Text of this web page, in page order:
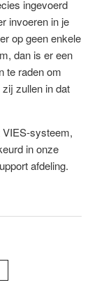
ingevoerd
invoeren in je
op geen enkele
dan is er een
te raden om
zullen in dat
systeem,
in onze
afdeling.